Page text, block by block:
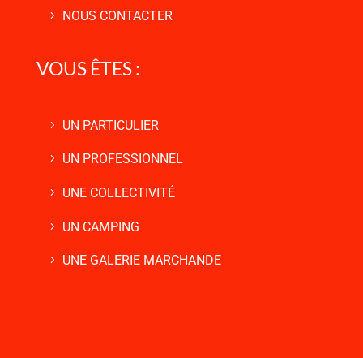
NOUS CONTACTER
VOUS ÊTES :
UN PARTICULIER
UN PROFESSIONNEL
UNE COLLECTIVITÉ
UN CAMPING
UNE GALERIE MARCHANDE